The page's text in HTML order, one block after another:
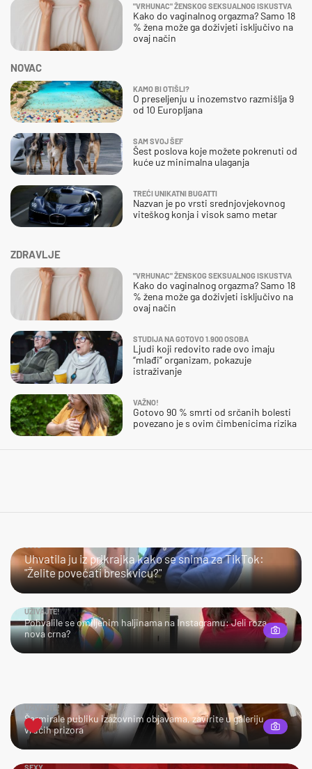
ZDRAVLJE
"VRHUNAC" ŽENSKOG SEKSUALNOG ISKUSTVA
Kako do vaginalnog orgazma? Samo 18
% žena može ga doživjeti isključivo na
ovaj način
STUDIJA NA GOTOVO 1.900 OSOBA
Ljudi koji redovito rade ovo imaju
“mlađi” organizam, pokazuje
istraživanje
VAŽNO!
Gotovo 90 % smrti od srčanih bolesti
povezano je s ovim čimbenicima rizika
NOVAC
KAMO BI OTIŠLI?
O preseljenju u inozemstvo razmišlja 9
od 10 Europljana
SAM SVOJ ŠEF
Šest poslova koje možete pokrenuti od
kuće uz minimalna ulaganja
TREĆI UNIKATNI BUGATTI
Nazvan je po vrsti srednjovjekovnog
viteškog konja i visok samo metar
"VRHUNAC" ŽENSKOG SEKSUALNOG ISKUSTVA
Kako do vaginalnog orgazma? Samo 18
% žena može ga doživjeti isključivo na
ovaj način
Uhvatila ju iz prikrajka kako se snima za TikTok:
"Želite povećati breskvicu?"
UŽIVAJTE!
Pohvalile se omiljenim haljinama na Instagramu: Jeli roza
nova crna?
UŽIVAJTE!
Šarmirale publiku izazovnim objavama, zavirite u galeriju
vrućih prizora
SEXY